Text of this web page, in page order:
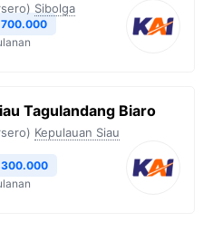
Sibolga
Tagulandang Biaro
Kepulauan Siau